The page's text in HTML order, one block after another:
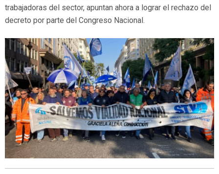
trabajadoras del sector, apuntan ahora a lograr el rechazo del
decreto por parte del Congreso Nacional.